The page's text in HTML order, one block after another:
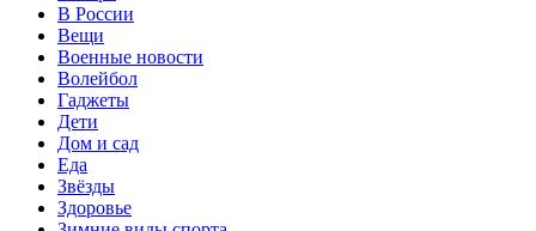
В России
Вещи
Военные новости
Волейбол
Гаджеты
Дети
Дом и сад
Еда
Звёзды
Здоровье